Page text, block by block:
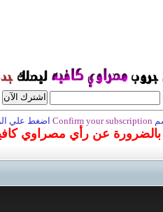
Confirm your subscription اضغط علي
بالضرورة عن رأي مصراوي